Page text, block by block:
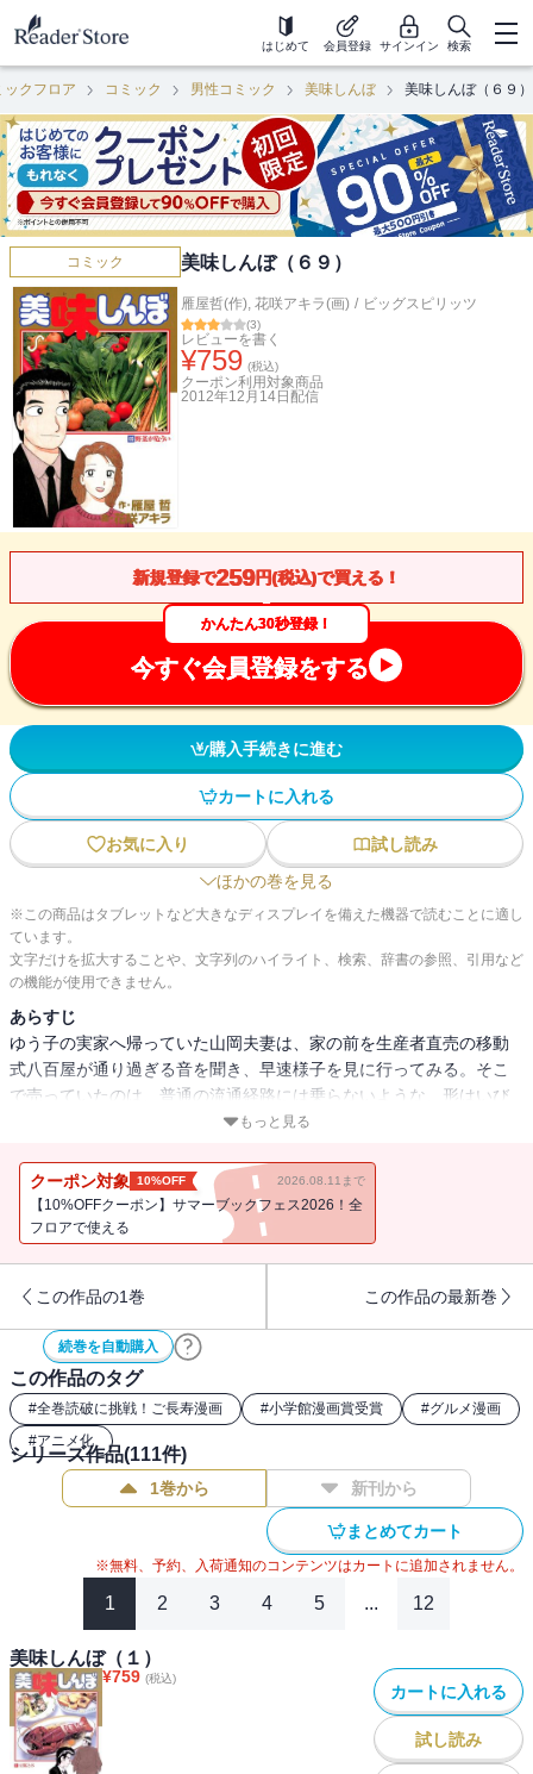
はじめて 会員登録 サインイン 検索
ックフロア コミック 男性コミック 美味しんぼ 美味しんぼ（６９）
コミック 美味しんぼ（６９）
雁屋哲(作), 花咲アキラ(画) / ビッグスピリッツ
(3)
レビューを書く
¥759 (税込)
クーポン利用対象商品
2012年12月14日 配信
新規登録で259円(税込)で買える！
かんたん30秒登録！
今すぐ会員登録をする
購入手続きに進む
カートに入れる
お気に入り
試し読み
ほかの巻を見る
※この商品はタブレットなど大きなディスプレイを備えた機器で読むことに適し
ています。
文字だけを拡大することや、文字列のハイライト、検索、辞書の参照、引用など
の機能が使用できません。
あらすじ
ゆう子の実家へ帰っていた山岡夫妻は、家の前を生産者直売の移動
式八百屋が通り過ぎる音を聞き、早速様子を見に行ってみる。そこ
で売っていたのは、普通の流通経路には乗らないような、形はいび
つだが安全に育てられた自家製の野菜の数々だった。するとそこ
けに現れる。彼女たちの野菜に対する間違った考えを正そうと、山
岡はその八百屋で売っているキュウリと、一般的に流通しているキ
ュウリを比べるために、それぞれのぬか漬けを用意する。
もっと見る
クーポン対象 10%OFF 2026.08.11まで
【10%OFFクーポン】サマーブックフェス2026！全
フロアで使える
この作品の1巻 この作品の最新巻
続巻を自動購入
この作品のタグ
#全巻読破に挑戦！ご長寿漫画 #小学館漫画賞受賞 #グルメ漫画
#アニメ化
シリーズ作品(111件)
1巻から 新刊から
まとめてカート
※無料、予約、入荷通知のコンテンツはカートに追加されません。
1 2 3 4 5 ... 12
美味しんぼ（１）
¥759 (税込)
カートに入れる
試し読み